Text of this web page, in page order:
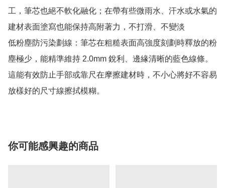
工，筆芯也絕不軟化融化；在帶有些微雨水、汗水或水氣的
建材表面塗寫也能保持高附著力，不打滑、不變淡
低粉塵防污染劃線：筆芯在粗糙表面高強度刻劃時釋放的粉
塵極少，能精準維持 2.0mm 銳利、邊緣清晰的藍色線條。
這能有效防止手部或靠尺在摩擦建材時，不小心將好不容易
放樣好的尺寸線擦拭模糊。
你可能感興趣的商品